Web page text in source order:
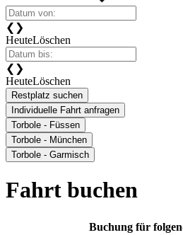
❮ ❯
HeuteLöschen
❮ ❯
HeuteLöschen
Restplatz suchen
Individuelle Fahrt anfragen
Torbole - Füssen
Torbole - München
Torbole - Garmisch
Fahrt buchen
Buchung für